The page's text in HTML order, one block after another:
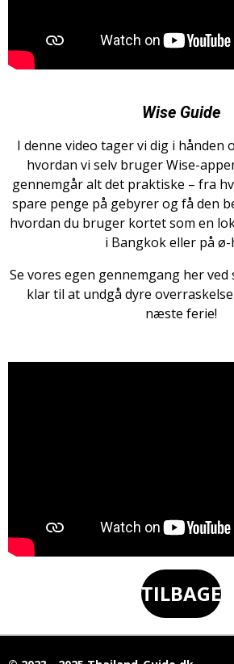
Wise Guide
I denne video tager vi dig i hånden
hvordan vi selv bruger Wise-
gennemgår alt det praktiske – fra
spare penge på gebyrer og få den
hvordan du bruger kortet som en
i Bangkok eller på ø-
Se vores egen gennemgang her
klar til at undgå dyre
næste ferie!
TILBAGE